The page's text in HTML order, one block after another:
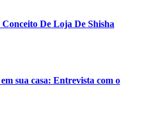
De Loja De Shisha
sua casa: Entrevista com o